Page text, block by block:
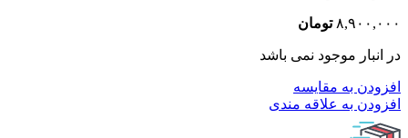
۸,۹۰۰,۰۰۰ تومان
در انبار موجود نمی باشد
افزودن به مقایسه
افزودن به علاقه مندی